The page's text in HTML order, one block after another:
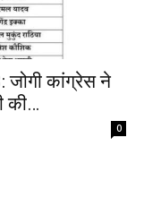
कांग्रेस ने
की…
0